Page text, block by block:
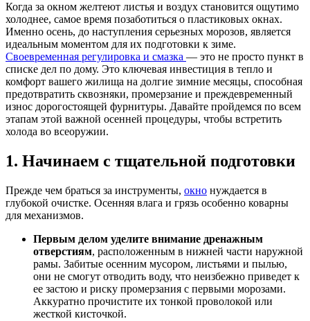
Когда за окном желтеют листья и воздух становится ощутимо
холоднее, самое время позаботиться о пластиковых окнах.
Именно осень, до наступления серьезных морозов, является
идеальным моментом для их подготовки к зиме.
Своевременная регулировка и смазка — это не просто пункт в
списке дел по дому. Это ключевая инвестиция в тепло и
комфорт вашего жилища на долгие зимние месяцы, способная
предотвратить сквозняки, промерзание и преждевременный
износ дорогостоящей фурнитуры. Давайте пройдемся по всем
этапам этой важной осенней процедуры, чтобы встретить
холода во всеоружии.
1. Начинаем с тщательной подготовки
Прежде чем браться за инструменты, окно нуждается в
глубокой очистке. Осенняя влага и грязь особенно коварны
для механизмов.
Первым делом уделите внимание дренажным
отверстиям, расположенным в нижней части наружной
рамы. Забитые осенним мусором, листьями и пылью,
они не смогут отводить воду, что неизбежно приведет к
ее застою и риску промерзания с первыми морозами.
Аккуратно прочистите их тонкой проволокой или
жесткой кисточкой.